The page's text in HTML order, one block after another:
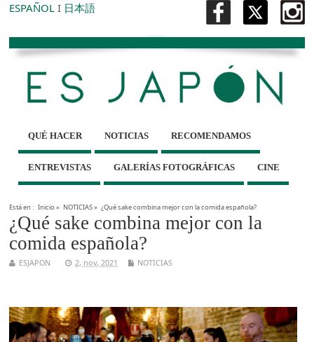
ESPAÑOL I 日本語
QUÉ HACER NOTICIAS RECOMENDAMOS
ENTREVISTAS GALERÍAS FOTOGRÁFICAS CINE
Está en : Inicio» NOTICIAS» ¿Qué sake combina mejor con la comida española?
¿Qué sake combina mejor con la
comida española?
ESJAPON 2, nov, 2021 NOTICIAS